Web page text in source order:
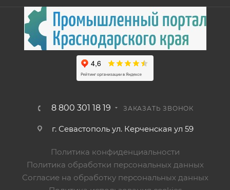
8 800 301 18 19 ЗАКАЗАТЬ ЗВОНОК
г. Севастополь ул. Керченская ул 59
Политика конфиденциальности
Политика обработки персональных данных
Согласие на обработку персональных данных